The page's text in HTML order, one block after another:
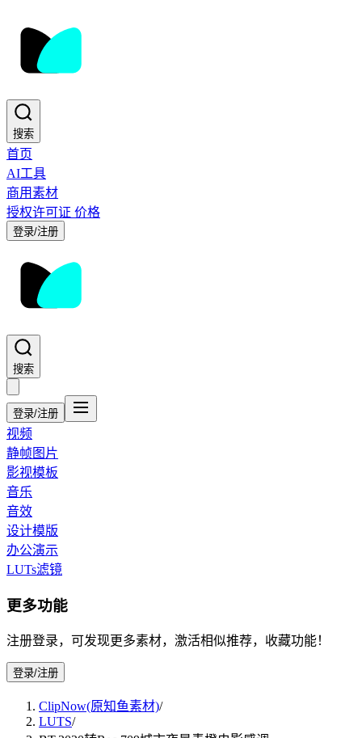
搜索
首页
AI工具
商用素材
授权许可证 价格
登录/注册
搜索
登录/注册
视频
静帧图片
影视模板
音乐
音效
设计模版
办公演示
LUTs滤镜
更多功能
注册登录，可发现更多素材，激活相似推荐，收藏功能！
登录/注册
ClipNow(原知鱼素材)/
LUTS/